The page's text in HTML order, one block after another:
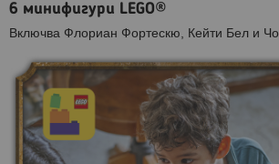
6 минифигури LEGO®
Включва Флориан Фортескю, Кейти Бел и Чо